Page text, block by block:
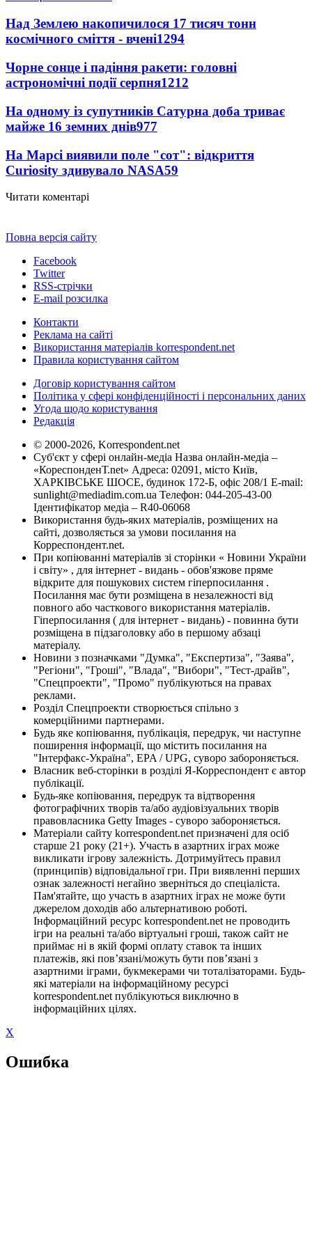
Над Землею накопичилося 17 тисяч тонн
космічного сміття - вчені1294
Чорне сонце і падіння ракети: головні
астрономічні події серпня1212
На одному із супутників Сатурна доба триває
майже 16 земних днів977
На Марсі виявили поле "сот": відкриття
Curiosity здивувало NASA59
Читати коментарі
Повна версія сайту
Facebook
Twitter
RSS-стрічки
E-mail розсилка
Контакти
Реклама на сайті
Використання матеріалів korrespondent.net
Правила користування сайтом
Договір користування сайтом
Політика у сфері конфіденційності і персональних даних
Угода щодо користування
Редакція
© 2000-2026, Korrespondent.net
Суб'єкт у сфері онлайн-медіа Назва онлайн-медіа –
«КореспонденТ.net» Адреса: 02091, місто Київ,
ХАРКІВСЬКЕ ШОСЕ, будинок 172-Б, офіс 208/1 E-mail:
sunlight@mediadim.com.ua Телефон: 044-205-43-00
Ідентифікатор медіа – R40-06068
Використання будь-яких матеріалів, розміщених на
сайті, дозволяється за умови посилання на
Корреспондент.net.
При копіюванні матеріалів зі сторінки « Новини України
і світу» , для інтернет - видань - обов'язкове пряме
відкрите для пошукових систем гіперпосилання .
Посилання має бути розміщена в незалежності від
повного або часткового використання матеріалів.
Гіперпосилання ( для інтернет - видань) - повинна бути
розміщена в підзаголовку або в першому абзаці
матеріалу.
Новини з позначками "Думка", "Експертиза", "Заява",
"Регіони", "Гроші", "Влада", "Вибори", "Тест-драйв",
"Спецпроекти", "Промо" публікуються на правах
реклами.
Розділ Спецпроекти створюється спільно з
комерційними партнерами.
Будь яке копіювання, публікація, передрук, чи наступне
поширення інформації, що містить посилання на
"Інтерфакс-Україна", EPA / UPG, суворо забороняється.
Власник веб-сторінки в розділі Я-Корреспондент є автор
публікації.
Будь-яке копіювання, передрук та відтворення
фотографічних творів та/або аудіовізуальних творів
правовласника Getty Images - суворо забороняється.
Матеріали сайту korrespondent.net призначені для осіб
старше 21 року (21+). Участь в азартних іграх може
викликати ігрову залежність. Дотримуйтесь правил
(принципів) відповідальної гри. При виявленні перших
ознак залежності негайно зверніться до спеціаліста.
Пам'ятайте, що участь в азартних іграх не може бути
джерелом доходів або альтернативою роботі.
Інформаційний ресурс korrespondent.net не проводить
ігри на реальні та/або віртуальні гроші, також сайт не
приймає ні в якій формі оплату ставок та інших
платежів, які пов’язані/можуть бути пов’язані з
азартними іграми, букмекерами чи тоталізаторами. Будь-
які матеріали на інформаційному ресурсі
korrespondent.net публікуються виключно в
інформаційних цілях.
X
Ошибка